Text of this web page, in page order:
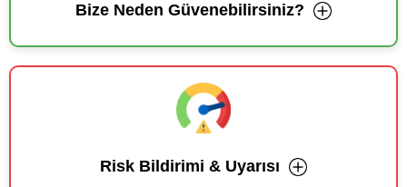
Bize Neden Güvenebilirsiniz?
Risk Bildirimi & Uyarısı